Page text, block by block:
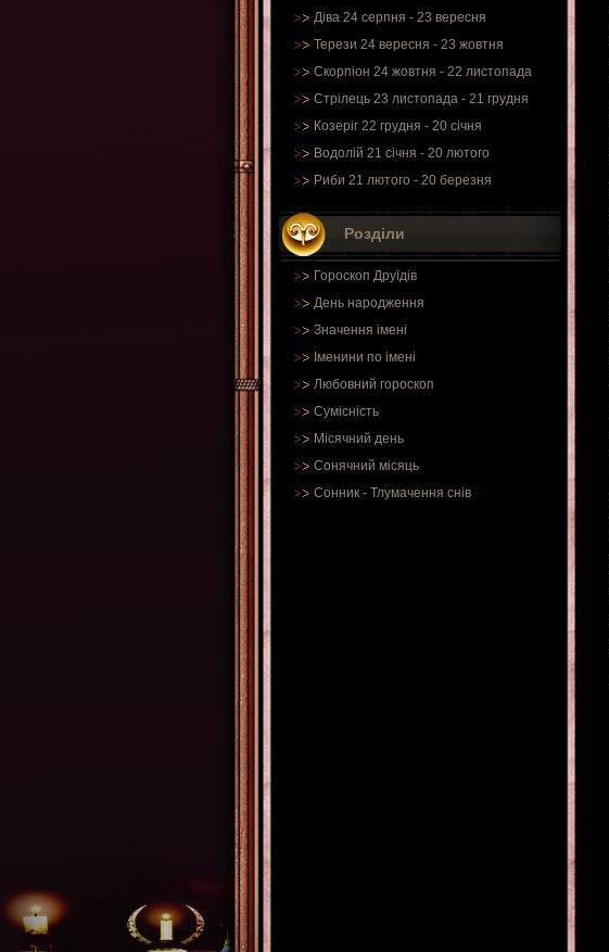
Діва 24 серпня - 23 вересня
Терези 24 вересня - 23 жовтня
Скорпіон 24 жовтня - 22 листопада
Стрілець 23 листопада - 21 грудня
Козеріг 22 грудня - 20 січня
Водолій 21 січня - 20 лютого
Риби 21 лютого - 20 березня
Розділи
Гороскоп Друїдів
День народження
Значення імені
Іменини по імені
Любовний гороскоп
Сумісність
Місячний день
Сонячний місяць
Сонник - Тлумачення снів